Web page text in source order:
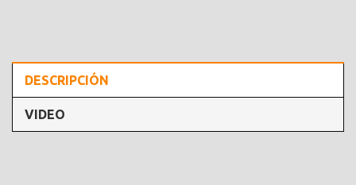
DESCRIPCIÓN
VIDEO